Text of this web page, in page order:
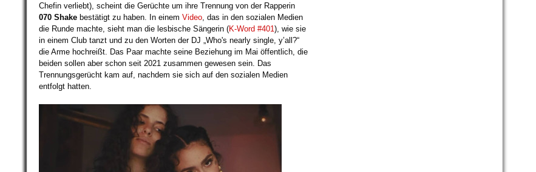
Chefin verliebt), scheint die Gerüchte um ihre Trennung von der Rapperin
070 Shake bestätigt zu haben. In einem Video, das in den sozialen Medien
die Runde machte, sieht man die lesbische Sängerin (K-Word #401), wie sie
in einem Club tanzt und zu den Worten der DJ „Who's nearly single, y’all?“
die Arme hochreißt. Das Paar machte seine Beziehung im Mai öffentlich, die
beiden sollen aber schon seit 2021 zusammen gewesen sein. Das
Trennungsgerücht kam auf, nachdem sie sich auf den sozialen Medien
entfolgt hatten.